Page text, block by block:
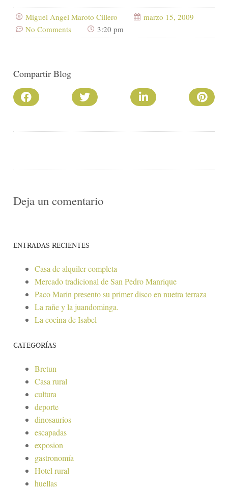
Miguel Angel Maroto Cillero
marzo 15, 2009
No Comments
3:20 pm
Compartir Blog
Deja un comentario
ENTRADAS RECIENTES
Casa de alquiler completa
Mercado tradicional de San Pedro Manrique
Paco Marin presento su primer disco en nuetra terraza
La rañe y la juandominga.
La cocina de Isabel
CATEGORÍAS
Bretun
Casa rural
cultura
deporte
dinosaurios
escapadas
exposion
gastronomía
Hotel rural
huellas